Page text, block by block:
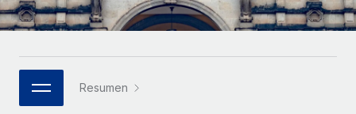
Plataforma
Funciones esenciales de RR. HH. integradas para tu
Conectar
Conecta cualquier herramienta de IA con Remote
RR. HH. globales para grandes empresas.
ASOCIARSE
Socios tecnológicos estratégicos
Integra la gestión de los RR. HH. globales en tu
Listas de verificación y plantillas
Biblioteca de descripciones de puestos
Webinarios
日本語
한국어
中文（简体）Resumen